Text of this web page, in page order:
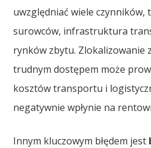
uwzględniać wiele czynników,
surowców, infrastruktura
rynków zbytu. Zlokalizowanie
trudnym dostępem może
kosztów transportu i
negatywnie wpłynie na
Innym kluczowym błędem jest